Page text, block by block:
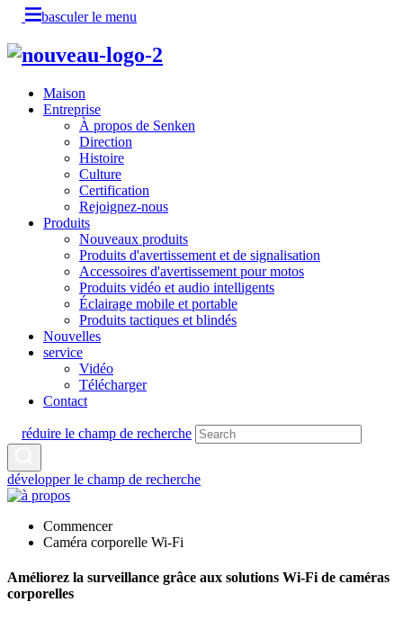
basculer le menu
Maison
Entreprise
À propos de Senken
Direction
Histoire
Culture
Certification
Rejoignez-nous
Produits
Nouveaux produits
Produits d'avertissement et de signalisation
Accessoires d'avertissement pour motos
Produits vidéo et audio intelligents
Éclairage mobile et portable
Produits tactiques et blindés
Nouvelles
service
Vidéo
Télécharger
Contact
réduire le champ de recherche
développer le champ de recherche
Commencer
Caméra corporelle Wi-Fi
Améliorez la surveillance grâce aux solutions Wi-Fi de caméras
corporelles